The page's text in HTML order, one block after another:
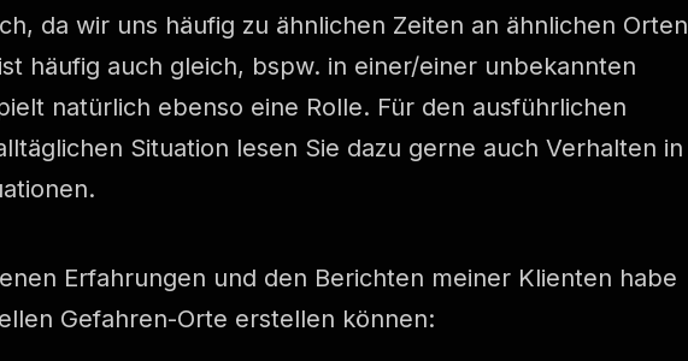
da wir uns häufig zu ähnlichen Zeiten an ähnlichen Orten
häufig auch gleich, bspw. in einer/einer unbekannten
natürlich ebenso eine Rolle. Für den ausführlichen
Situation lesen Sie dazu gerne auch Verhalten in
Erfahrungen und den Berichten meiner Klienten habe
Gefahren-Orte erstellen können: